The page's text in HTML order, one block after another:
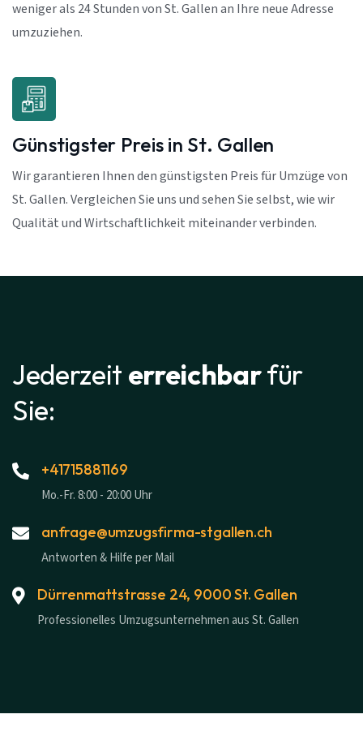
weniger als 24 Stunden von St. Gallen an Ihre neue Adresse
umzuziehen.
Günstigster Preis in St. Gallen
Wir garantieren Ihnen den günstigsten Preis für Umzüge von
St. Gallen. Vergleichen Sie uns und sehen Sie selbst, wie wir
Qualität und Wirtschaftlichkeit miteinander verbinden.
Jederzeit erreichbarfür
Sie:
+41715881169
Mo.-Fr. 8:00 - 20:00 Uhr
anfrage@umzugsfirma-stgallen.ch
Antworten & Hilfe per Mail
Dürrenmattstrasse 24, 9000 St. Gallen
Professionelles Umzugsunternehmen aus St. Gallen